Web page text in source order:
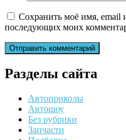
Сохранить моё имя, email
последующих моих
Разделы сайта
Автоприколы
Автошоу
Без рубрики
Запчасти